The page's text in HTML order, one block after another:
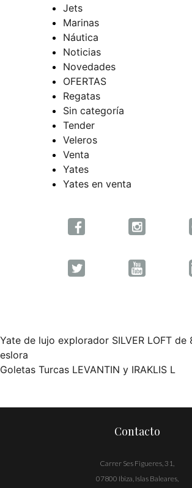
Jets
Marinas
Náutica
Noticias
Novedades
OFERTAS
Regatas
Sin categoría
Tender
Veleros
Venta
Yates
Yates en venta
Navegación
de
Yate de lujo explorador SILVER LOFT
eslora
Goletas Turcas LEVANTIN y IRAKLIS L
Contacto
Carrer Ses Figueres, 31,
07800 Ibiza, Islas Baleares,